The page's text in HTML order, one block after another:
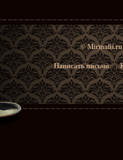
© Mirmafii.ru
Написать письмо